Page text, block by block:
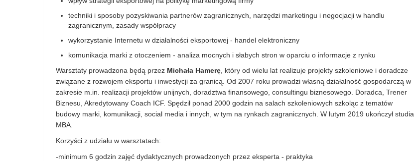
techniki i sposoby pozyskiwania partnerów zagranicznych, narzędzi marketingu i negocjacji w handlu
zagranicznym, zasady współpracy
wykorzystanie Internetu w działalności eksportowej - handel elektroniczny
komunikacja marki z otoczeniem - analiza mocnych i słabych stron w oparciu o informacje z rynku
Warsztaty prowadzona będą przez Michała Hamerę , który od wielu lat realizuje projekty szkoleniowe i doradcze
związane z rozwojem eksportu i inwestycji za granicą. Od 2007 roku prowadzi własną działalność gospodarczą w
zakresie m.in. realizacji projektów unijnych, doradztwa finansowego, consultingu biznesowego. Doradca, Trener
Biznesu, Akredytowany Coach ICF. Spędził ponad 2000 godzin na salach szkoleniowych szkoląc z tematów
budowy marki, komunikacji, social media i innych, w tym na rynkach zagranicznych. W lutym 2019 ukończył studia
MBA.
Korzyści z udziału w warsztatach:
-minimum 6 godzin zajęć dydaktycznych prowadzonych przez eksperta - praktyka